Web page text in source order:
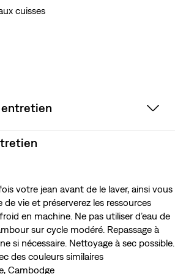
cuisses
votre jean avant de le laver, ainsi vous
de vie et préserverez les ressources
en machine. Ne pas utiliser d’eau de
sur cycle modéré. Repassage à
si nécessaire. Nettoyage à sec possible.
des couleurs similaires
Cambodge